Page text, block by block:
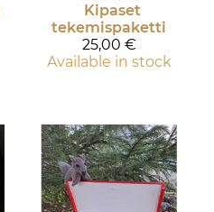
Kipaset
tekemispaketti
25,00 €
Available in stock